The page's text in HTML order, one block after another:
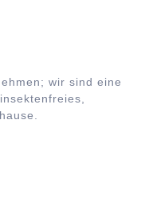
wir sind eine